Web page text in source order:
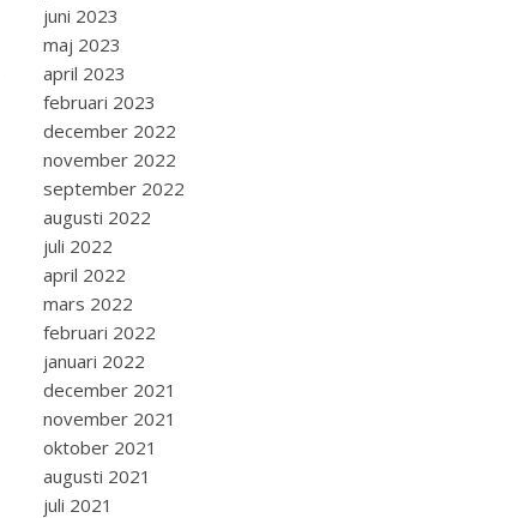
juni 2023
maj 2023
april 2023
februari 2023
december 2022
november 2022
september 2022
augusti 2022
juli 2022
april 2022
mars 2022
februari 2022
januari 2022
december 2021
november 2021
oktober 2021
augusti 2021
juli 2021